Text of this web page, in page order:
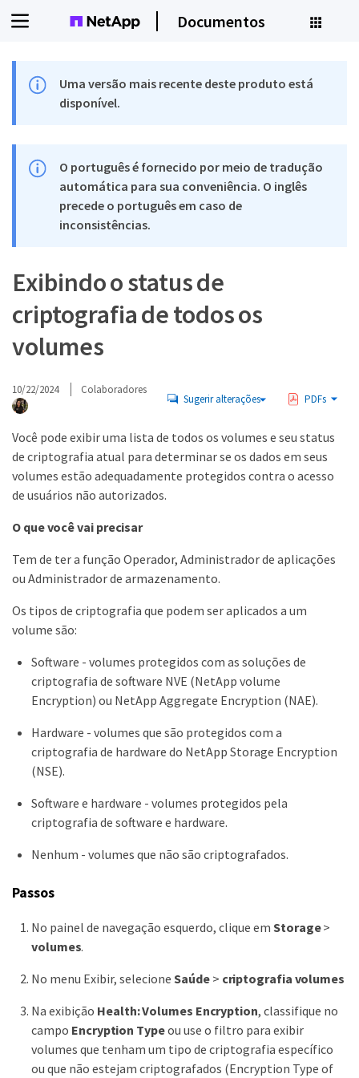
Documentos
Uma versão mais recente deste produto está
disponível.
O português é fornecido por meio de tradução
automática para sua conveniência. O inglês
precede o português em caso de
inconsistências.
Exibindo o status de
criptografia de todos os
volumes
10/22/2024 Colaboradores
Sugerir alterações PDFs
Você pode exibir uma lista de todos os volumes e seu status
de criptografia atual para determinar se os dados em seus
volumes estão adequadamente protegidos contra o acesso
de usuários não autorizados.
O que você vai precisar
Tem de ter a função Operador, Administrador de aplicações
ou Administrador de armazenamento.
Os tipos de criptografia que podem ser aplicados a um
volume são:
Software - volumes protegidos com as soluções de
criptografia de software NVE (NetApp volume
Encryption) ou NetApp Aggregate Encryption (NAE).
Hardware - volumes que são protegidos com a
criptografia de hardware do NetApp Storage Encryption
(NSE).
Software e hardware - volumes protegidos pela
criptografia de software e hardware.
Nenhum - volumes que não são criptografados.
Passos
No painel de navegação esquerdo, clique em Storage>
volumes.
No menu Exibir, selecione Saúde> criptografia volumes
Na exibição Health: Volumes Encryption, classifique no
campo Encryption Typeou use o filtro para exibir
volumes que tenham um tipo de criptografia específico
ou que não estejam criptografados (Encryption Type of